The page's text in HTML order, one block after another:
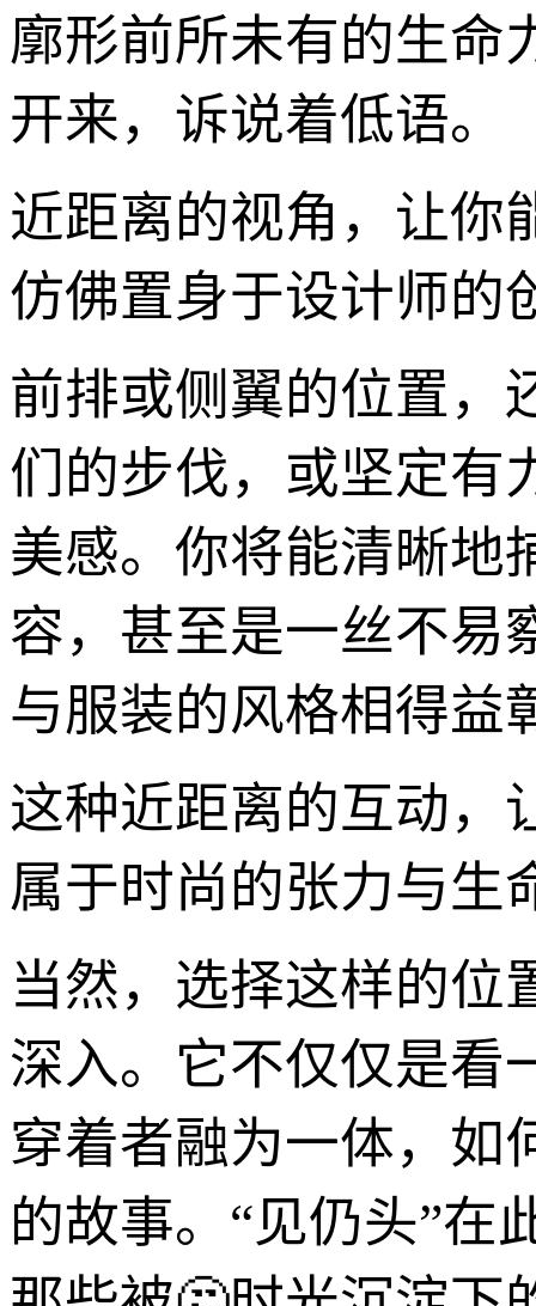
廓形前所未有的生命
开来，诉说着低语。
近距离的视角，让你
仿佛置身于设计师的
前排或侧翼的位置，
们的步伐，或坚定有
美感。你将能清晰地
容，甚至是一丝不易
与服装的风格相得益
这种近距离的互动，
属于时尚的张力与生
当然，选择这样的位
深入。它不仅仅是看
穿着者融为一体，如
的故事。“见仍头”在